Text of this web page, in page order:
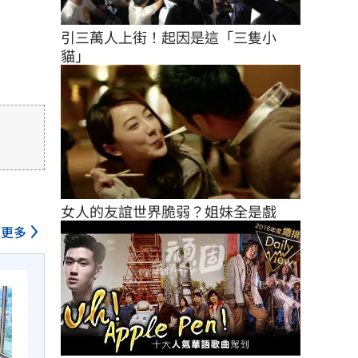
更多
引三萬人上街！起因是這「三隻小
貓」
女人的友誼世界脆弱？姐妹全是戲